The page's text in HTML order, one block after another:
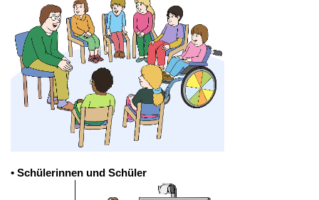
• Schülerinnen und Schüler